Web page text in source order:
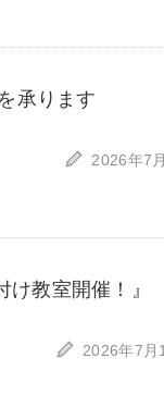
承ります
2026年7
教室開催！』
2026年7月